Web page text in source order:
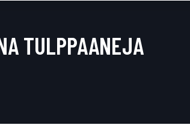
TULPPAANEJA